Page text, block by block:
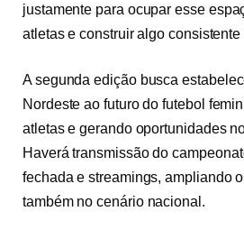
justamente para ocupar esse
atletas e construir algo consistente
A segunda edição busca
Nordeste ao futuro do futebol
atletas e gerando oportunidades
Haverá transmissão do
fechada e streamings, ampliando
também no cenário nacional.